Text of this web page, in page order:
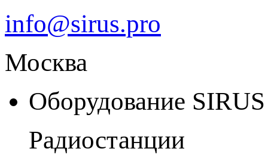
info@sirus.pro
Москва
Оборудование SIRUS
Радиостанции